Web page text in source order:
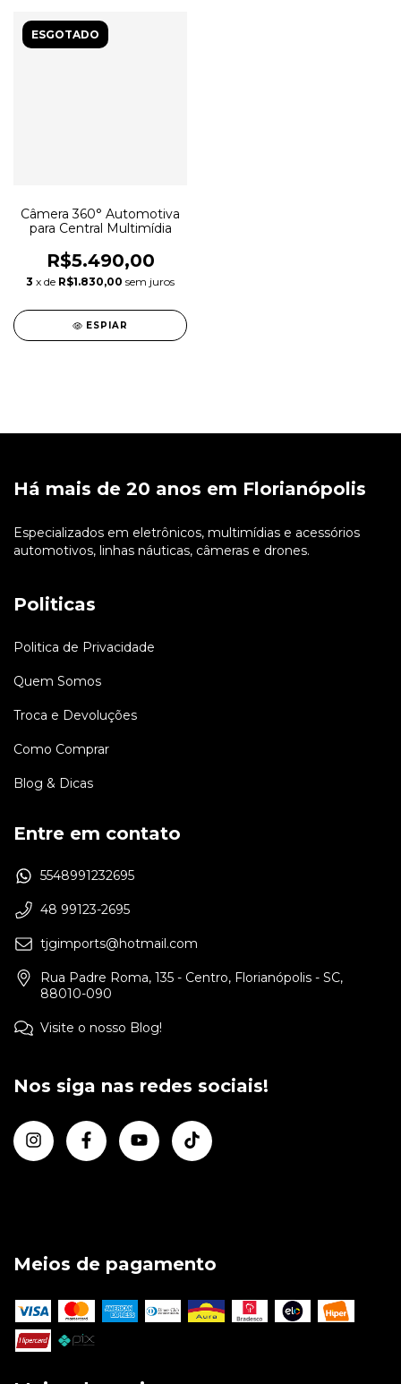
ESGOTADO
Câmera 360° Automotiva
para Central Multimídia
R$5.490,00
3 x de R$1.830,00 sem juros
ESPIAR
Há mais de 20 anos em Florianópolis
Especializados em eletrônicos, multimídias e acessórios
automotivos, linhas náuticas, câmeras e drones.
Politicas
Politica de Privacidade
Quem Somos
Troca e Devoluções
Como Comprar
Blog & Dicas
Entre em contato
5548991232695
48 99123-2695
tjgimports@hotmail.com
Rua Padre Roma, 135 - Centro, Florianópolis - SC,
88010-090
Visite o nosso Blog!
Nos siga nas redes sociais!
Meios de pagamento